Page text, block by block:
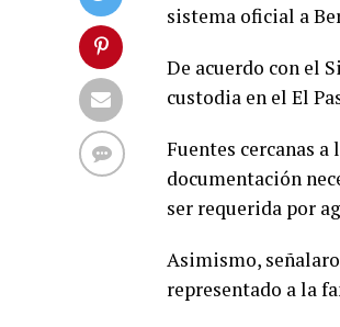
sistema oficial a
De acuerdo con el
custodia en el El
Fuentes cercanas
documentación
ser requerida por
Asimismo,
representado a la